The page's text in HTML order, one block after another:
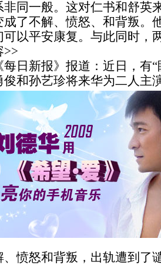
非同一般。这对仁书和舒英
成了不解、愤怒、和背叛。
可以平安康复。与此同时
>>
新报》报道：近日，有“
俊和孙艺珍将来华为二人主
、愤怒和背叛，出轨遭到了